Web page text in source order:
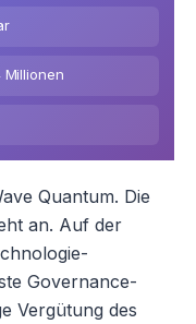
Quantum. Die
an. Auf der
Governance-
Vergütung des